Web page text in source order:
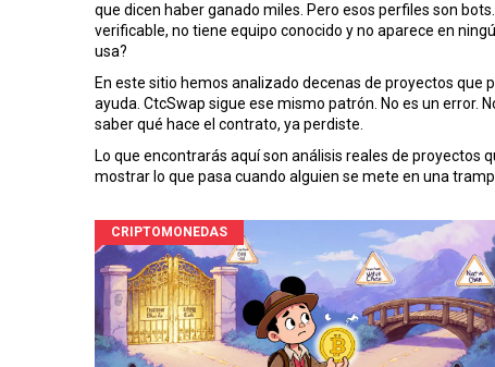
que dicen haber ganado miles. Pero esos perfiles son
verificable, no tiene equipo conocido y no aparece en
usa?
En este sitio hemos analizado decenas de proyectos que
ayuda. CtcSwap sigue ese mismo patrón. No es un error.
saber qué hace el contrato, ya perdiste.
Lo que encontrarás aquí son análisis reales de proyectos
mostrar lo que pasa cuando alguien se mete en una
CRIPTOMONEDAS